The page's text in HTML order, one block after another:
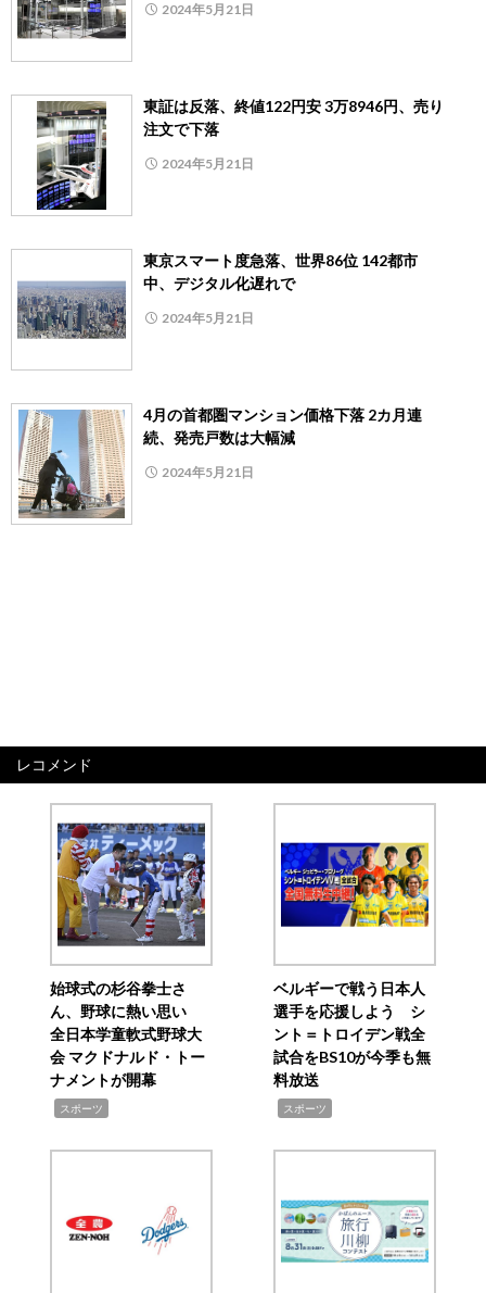
2024年5月21日
東証は反落、終値122円安 3万8946円、売り
注文で下落
2024年5月21日
東京スマート度急落、世界86位 142都市
中、デジタル化遅れで
2024年5月21日
4月の首都圏マンション価格下落 2カ月連
続、発売戸数は大幅減
2024年5月21日
レコメンド
始球式の杉谷拳士さ
ん、野球に熱い思い
全日本学童軟式野球大
会 マクドナルド・トー
ナメントが開幕
スポーツ
ベルギーで戦う日本人
選手を応援しよう シ
ント＝トロイデン戦全
試合をBS10が今季も無
料放送
スポーツ